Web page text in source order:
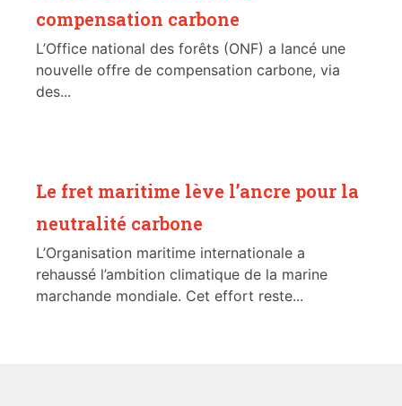
compensation carbone
L’Office national des forêts (ONF) a lancé une
nouvelle offre de compensation carbone, via
des...
Le fret maritime lève l’ancre pour la
neutralité carbone
L’Organisation maritime internationale a
rehaussé l’ambition climatique de la marine
marchande mondiale. Cet effort reste...